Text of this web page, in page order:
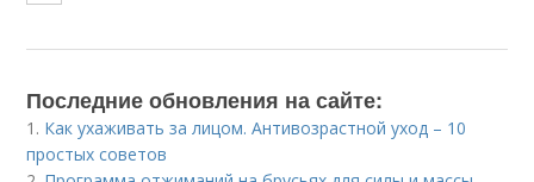
Последние обновления на сайте:
1. Как ухаживать за лицом. Антивозрастной уход – 10
простых советов